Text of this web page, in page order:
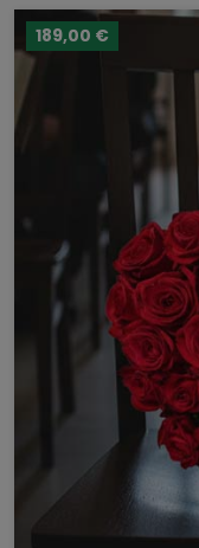
189,00 €